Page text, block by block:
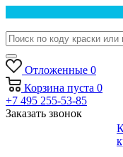
Отложенные 0
Корзина пуста 0
+7 495 255-53-85
Заказать звонок